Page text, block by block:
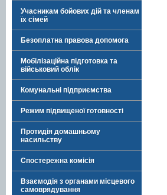
Учасникам бойових дій та членам
їх сімей
Безоплатна правова допомога
Мобілізаційна підготовка та
військовий облік
Комунальні підприємства
Режим підвищеної готовності
Протидія домашньому
насильству
Спостережна комісія
Взаємодія з органами місцевого
самоврядування